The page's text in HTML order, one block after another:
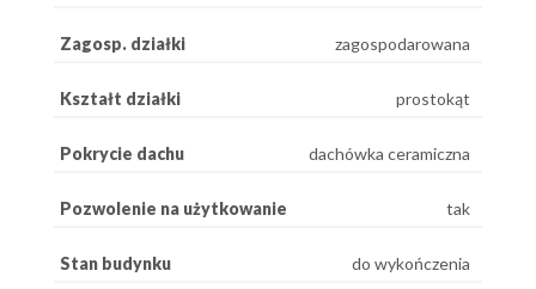
Zagosp. działki zagospodarowana
Kształt działki prostokąt
Pokrycie dachu dachówka ceramiczna
Pozwolenie na użytkowanie tak
Stan budynku do wykończenia